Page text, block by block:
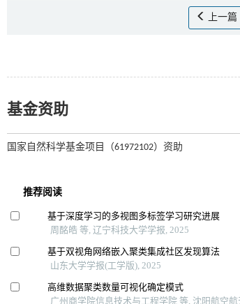
上一篇
基金资助
国家自然科学基金项目（61972102）资助